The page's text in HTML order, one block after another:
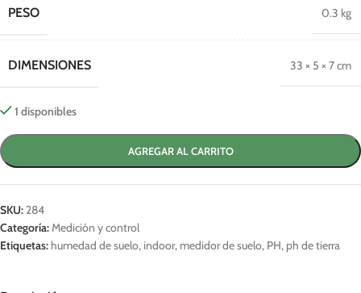
PESO 0.3 kg
DIMENSIONES 33 × 5 × 7 cm
1 disponibles
AGREGAR AL CARRITO
SKU: 284
Categoría:Medición y control
Etiquetas: humedad de suelo, indoor, medidor de suelo, PH, ph de tierra